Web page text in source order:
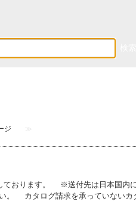
ジ ≫
ております。 ※送付先は日本国
。 カタログ請求を承っていない